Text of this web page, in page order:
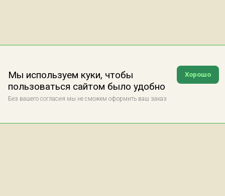
Хорошо
Мы используем куки, чтобы
пользоваться сайтом было удобно
Без вашего согласия мы не сможем оформить ваш заказ